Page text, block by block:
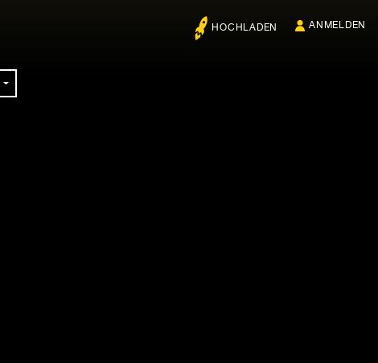
HOCHLADEN ANMELDEN